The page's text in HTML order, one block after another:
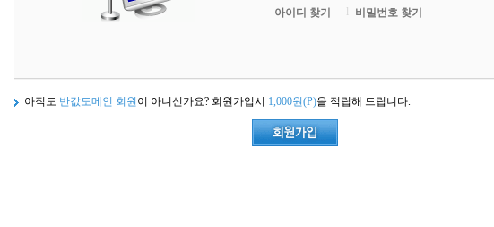
아이디 찾기 비밀번호 찾기
아직도 반값도메인 회원 이 아니신가요? 회원가입시 1,000원(P)을 적립해 드립니다.